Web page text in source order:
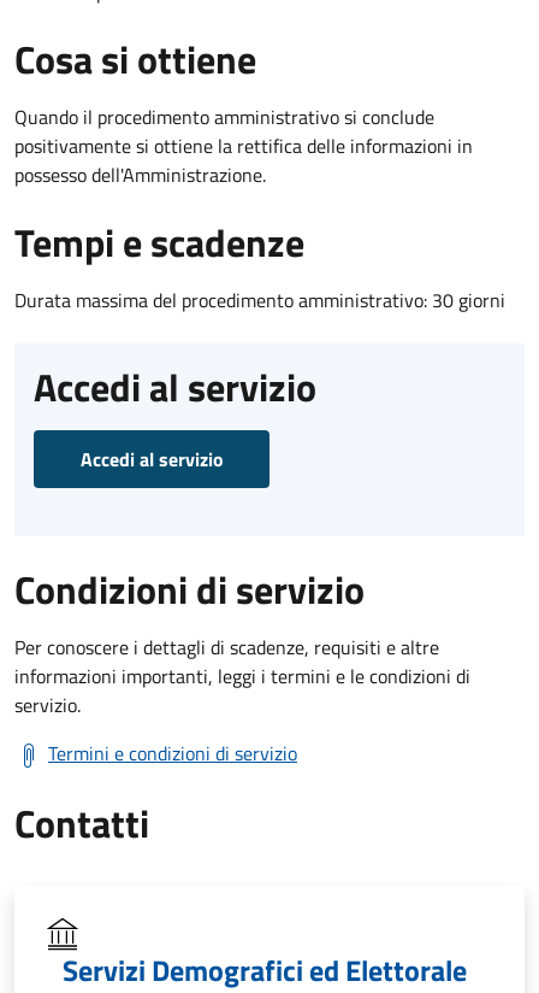
Cosa si ottiene
Quando il procedimento amministrativo si conclude
positivamente si ottiene la rettifica delle informazioni in
possesso dell'Amministrazione.
Tempi e scadenze
Durata massima del procedimento amministrativo: 30 giorni
Accedi al servizio
Accedi al servizio
Condizioni di servizio
Per conoscere i dettagli di scadenze, requisiti e altre
informazioni importanti, leggi i termini e le condizioni di
servizio.
Termini e condizioni di servizio
Contatti
Servizi Demografici ed Elettorale